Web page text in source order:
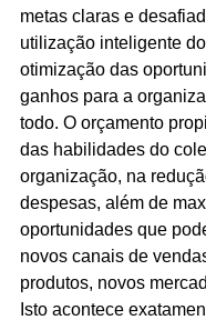
metas claras e
utilização inteligente
otimização das
ganhos para a
todo. O orçamento
das habilidades do
organização, na
despesas, além de
oportunidades que
novos canais de
produtos, novos
Isto acontece